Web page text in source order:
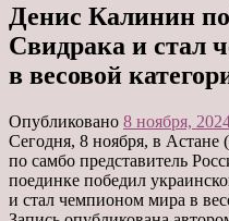
Денис Калинин
Свидрака и стал
в весовой
Опубликовано 8 ноября,
Сегодня, 8 ноября, в Астане
по самбо представитель
поединке победил
и стал чемпионом мира в